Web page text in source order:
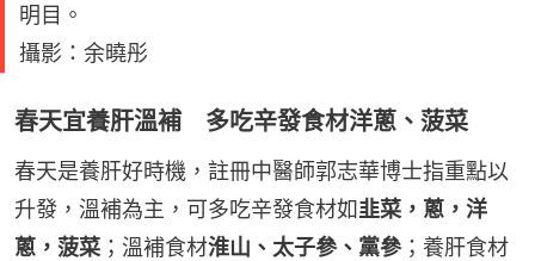
明目。
攝影：余曉彤
春天宜養肝溫補 多吃辛發食材洋蔥、菠菜
春天是養肝好時機，註冊中醫師郭志華博士指重點以
升發，溫補為主，可多吃辛發食材如韭菜，蔥，洋
蔥，菠菜 ；溫補食材淮山、太子參、黨參；養肝食材